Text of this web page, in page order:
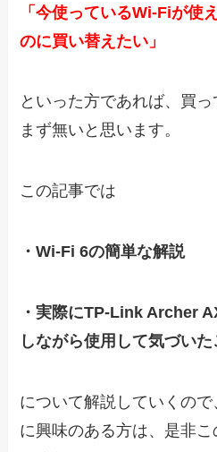
「今使っているWi-Fiが使
のに買い替えたい」
といった方であれば、買
まず無いと思います。
この記事では
・Wi-Fi 6の簡単な解説
・実際にTP-Link Archer
しながら使用して気づいた
について解説していくの
に興味のある方は、是非